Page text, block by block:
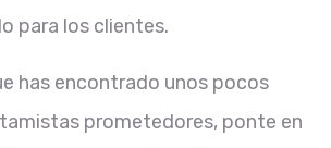
para los clientes.
has encontrado unos pocos
prometedores, ponte en